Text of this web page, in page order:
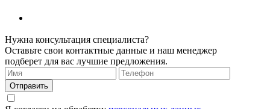
Нужна консультация специалиста?
Оставьте свои контактные данные и наш менеджер
подберет для вас лучшие предложения.